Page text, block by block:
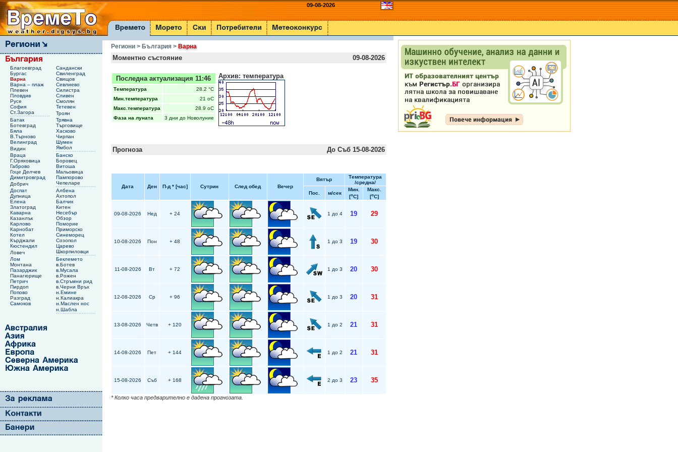
Благоевград
Сандански
Бургас
Свиленград
Варна
Свищов
Варна – плаж
Севлиево
Плевен
Силистра
Пловдив
Сливен
Русе
Смолян
София
Тетевен
Ст.Загора
Троян
Батак
Трявна
Ботевград
Търговище
Бяла
Хасково
В.Търново
Чирпан
Велинград
Шумен
Видин
Ямбол
Враца
Банско
Г.Оряховица
Боровец
Габрово
Витоша
Гоце Делчев
Мальовица
Димитровград
Пампорово
Добрич
Чепеларе
Доспат
Албена
Дупница
Ахтопол
Елена
Балчик
Златоград
Китен
Каварна
Несебър
Казанлък
Обзор
Карлово
Поморие
Карнобат
Приморско
Котел
Синеморец
Кърджали
Созопол
Кюстендил
Царево
Ловеч
Шкорпиловци
Лом
Беклемето
Монтана
в.Ботев
Пазарджик
в.Мусала
Панагюрище
в.Рожен
Петрич
в.Стръмни рид
Пирдоп
в.Черни Връх
Попово
н.Емине
Разград
н.Калиакра
Самоков
н.Маслен нос
н.Шабла
Региони > България>Варна
Моментно състояние 09-08-2026
Последна актуализация 11:46
Температура
28.2 °C
Мин.температура
21 oC
Макс.температура
28.9 oC
Фаза на луната
3 дни до Новолуние
Архив: температура
Прогноза До Съб 15-08-2026
Дата Ден П-д *[час] Сутрин След обед Вечер
Вятър
Температура
/средна/
Пос.
м/сек
Мин.
[oC]
Макс.
[oC]
09-08-2026 Нед + 24 1 до 4 19 29
10-08-2026 Пон + 48 1 до 3 19 30
11-08-2026 Вт + 72 1 до 3 20 30
12-08-2026 Ср + 96 1 до 3 20 31
13-08-2026 Четв + 120 1 до 2 21 31
14-08-2026 Пет + 144 1 до 2 21 31
15-08-2026 Съб + 168 2 до 3 23 35
* Колко часа предварително е дадена прогнозата.
09-08-2026